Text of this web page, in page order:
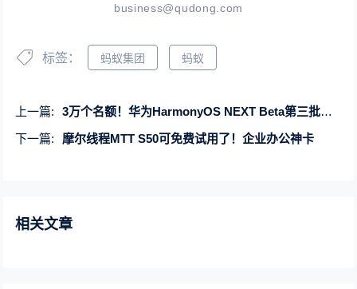
business@qudong.com
标签： 蚂蚁集团 蚂蚁
上一篇:
3万个名额！华为HarmonyOS NEXT Beta第三批先锋用户招募：支持Mate 60/X5等
下一篇:
摩尔线程MTT S50可免费试用了！企业办公神卡
相关文章